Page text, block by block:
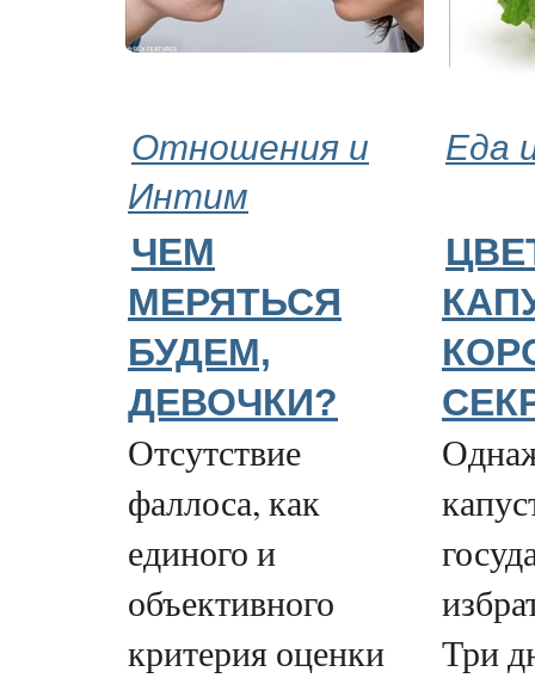
Отношения и
Интим
Еда
ЧЕМ
МЕРЯТЬСЯ
БУДЕМ,
ДЕВОЧКИ?
Отсутствие
фаллоса, как
единого и
объективного
критерия оценки
Три